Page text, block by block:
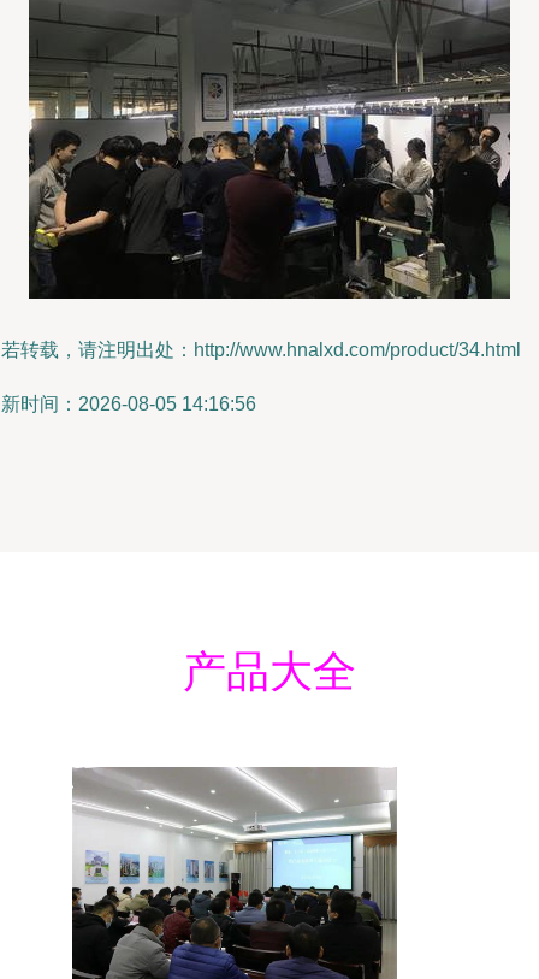
转载，请注明出处：http://www.hnalxd.com/product/34.html
时间：2026-08-05 14:16:56
产品大全